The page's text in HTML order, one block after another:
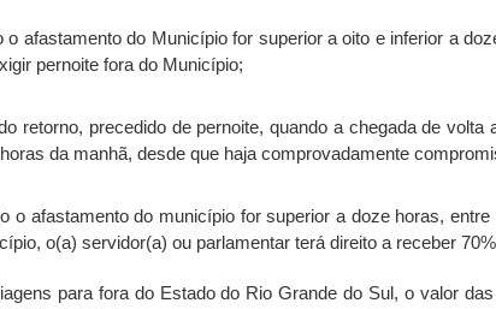
o afastamento do Município for superior a oito e inferior a
pernoite fora do Município;
retorno, precedido de pernoite, quando a chegada de
da manhã, desde que haja comprovadamente
o afastamento do município for superior a doze horas,
o(a) servidor(a) ou parlamentar terá direito a receber
para fora do Estado do Rio Grande do Sul, o valor